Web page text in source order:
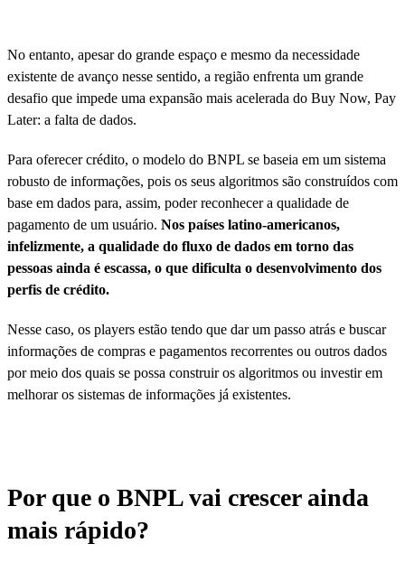
No entanto, apesar do grande espaço e mesmo da necessidade
existente de avanço nesse sentido, a região enfrenta um grande
desafio que impede uma expansão mais acelerada do Buy Now, Pay
Later: a falta de dados.
Para oferecer crédito, o modelo do BNPL se baseia em um sistema
robusto de informações, pois os seus algoritmos são construídos com
base em dados para, assim, poder reconhecer a qualidade de
pagamento de um usuário. Nos países latino-americanos,
infelizmente, a qualidade do fluxo de dados em torno das
pessoas ainda é escassa, o que dificulta o desenvolvimento dos
perfis de crédito.
Nesse caso, os players estão tendo que dar um passo atrás e buscar
informações de compras e pagamentos recorrentes ou outros dados
por meio dos quais se possa construir os algoritmos ou investir em
melhorar os sistemas de informações já existentes.
Por que o BNPL vai crescer ainda
mais rápido?